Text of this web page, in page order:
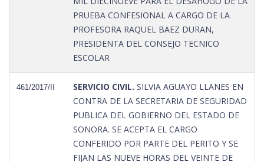
PRUEBA CONFESIONAL A CARGO DE LA
PROFESORA RAQUEL BAEZ DURAN,
PRESIDENTA DEL CONSEJO TECNICO
ESCOLAR
461/2017/II SERVICIO CIVIL. SILVIA AGUAYO LLANES EN
CONTRA DE LA SECRETARIA DE SEGURIDAD
PUBLICA DEL GOBIERNO DEL ESTADO DE
SONORA. SE ACEPTA EL CARGO
CONFERIDO POR PARTE DEL PERITO Y SE
FIJAN LAS NUEVE HORAS DEL VEINTE DE